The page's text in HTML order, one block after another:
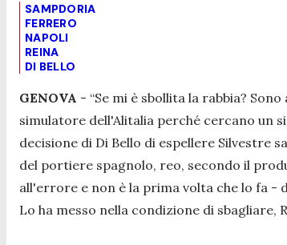
SAMPDORIA
FERRERO
NAPOLI
REINA
DI BELLO
GENOVA - “Se mi è sbollita la rabbia?
simulatore dell'Alitalia perché cercano un
decisione di Di Bello di espellere Silvestre
del portiere spagnolo, reo, secondo il
all'errore e non è la prima volta che lo fa -
Lo ha messo nella condizione di